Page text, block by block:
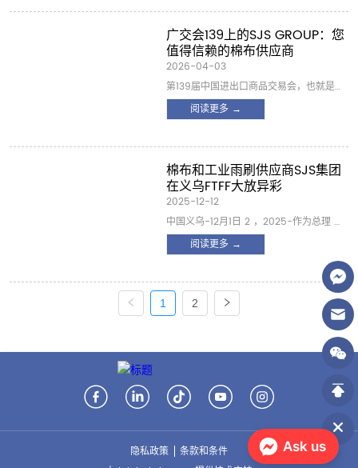
采购，这都是您与我们团队...
，和其他市场。他们来看我们的 棉布 近距
离感受面料，并讨论我们的抹布如何融入
他们的工业、汽车或车间供应链。 没有华
丽的演示。没有舞台表演。只有真实的产
品、诚实的对话和预先包装好的1公斤样品
袋，准备带走。 一个吸引触摸的展位 我们
的产品展示简单但有效。开放式货架上放
特里毛...
广交会139上的SJS GROUP：您
值得信赖的棉布供应商
2026-04-03
第139届中国进出口商品交易会，也就是众
所周知的广交会，就在眼前。从2026年4
月15日至19日，全球买家和行业专业人士
并建立持久的合作伙伴关系。SJS
GROUP（太仓道荣针织有限公司）很自豪
地宣布我们参加这一首屈一指的活动。作
为领先的供应商 棉布 自1998年以来，我
们热忱欢迎您光临B馆10.1K15-16展位，亲
眼看看我们的棉抹布为何在全球范围内受
到信赖。 在哪里可以找到我们 日期：
珠区阅江中路3...
阅读更多 →
棉布和工业雨刷供应商SJS集团
在义乌FTFF大放异彩
2025-12-12
中国义乌-12月1日 2 ，2025-作为总理 工
业抹布供应商 ，SJS集团成功结束了对12
月6日至8日举行的2025年义乌外贸工厂展
览会（FTFF）的参与。我们自豪地展示了
我们的核心系列可持续、高性能 棉布 并向
国际观众提供专业的工业雨刷，展示了我
们强大的生产能力和对质量的承诺。 在我
们的展台上，我们展示了将回收纺织品转
化为可靠的车间必需品的旅程。一个关键
它确保离开我们工厂的每一个棉质雨刷和
工业雨刷都没有金属和硬非金属污染物，
阅读更多 →
1 2
隐私政策
条款和条件
Ask us